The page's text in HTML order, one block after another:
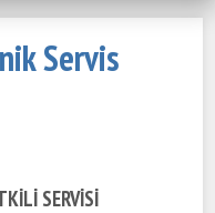
Servis
SERVİSİ